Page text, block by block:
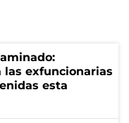
las exfuncionarias
esta